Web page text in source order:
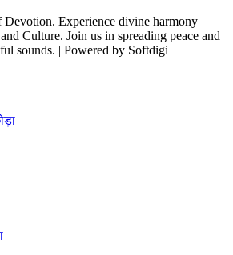
Devotion. Experience divine harmony
Culture. Join us in spreading peace and
sounds. | Powered by Softdigi